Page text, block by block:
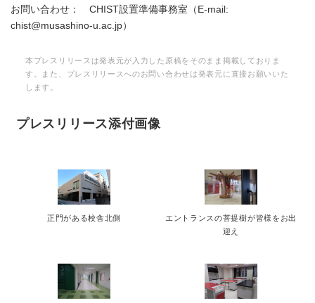
お問い合わせ： CHIST設置準備事務室（E-mail:
chist@musashino-u.ac.jp）
本プレスリリースは発表元が入力した原稿をそのまま掲載しておりま
す。また、プレスリリースへのお問い合わせは発表元に直接お願いいた
します。
プレスリリース添付画像
正門がある校舎北側
エントランスの菩提樹が皆様をお出
迎え